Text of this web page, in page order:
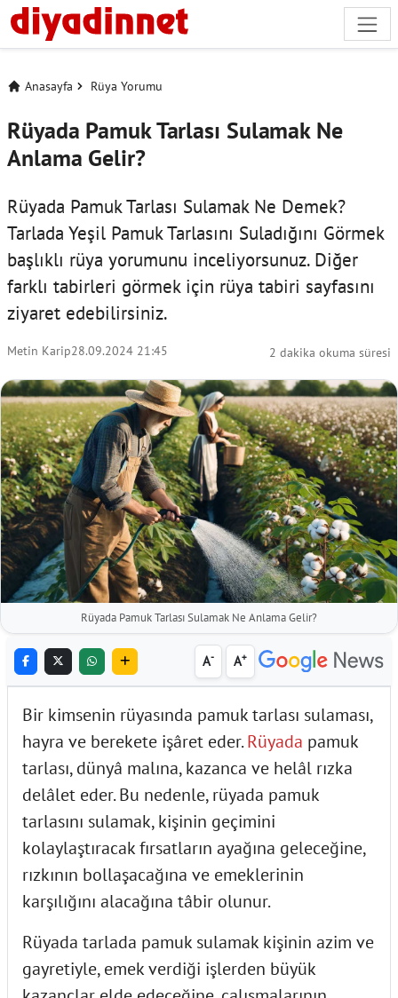
Anasayfa Rüya Yorumu
Rüyada Pamuk Tarlası Sulamak Ne
Anlama Gelir?
Rüyada Pamuk Tarlası Sulamak Ne Demek?
Tarlada Yeşil Pamuk Tarlasını Suladığını Görmek
başlıklı rüya yorumunu inceliyorsunuz. Diğer
farklı tabirleri görmek için rüya tabiri sayfasını
ziyaret edebilirsiniz.
Metin Karip28.09.2024 21:45 2 dakika okuma süresi
Rüyada Pamuk Tarlası Sulamak Ne Anlama Gelir?
A- A+
Bir kimsenin rüyasında pamuk tarlası sulaması,
hayra ve berekete işâret eder.Rüyada pamuk
tarlası, dünyâ malına, kazanca ve helâl rızka
delâlet eder. Bu nedenle, rüyada pamuk
tarlasını sulamak, kişinin geçimini
kolaylaştıracak fırsatların ayağına geleceğine,
rızkının bollaşacağına ve emeklerinin
karşılığını alacağına tâbir olunur.
Rüyada tarlada pamuk sulamak kişinin azim ve
gayretiyle, emek verdiği işlerden büyük